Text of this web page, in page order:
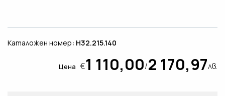
Каталожен номер: H32.215.140
Цена €1 110,00/2 170,97лв.